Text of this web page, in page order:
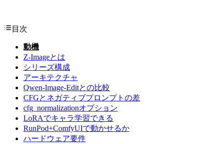
目次
動機
Z-Imageとは
シリーズ構成
アーキテクチャ
Qwen-Image-Editとの比較
CFGとネガティブプロンプトの差
cfg_normalizationオプション
LoRAでキャラ学習できる
RunPod+ComfyUIで動かせるか
ハードウェア要件